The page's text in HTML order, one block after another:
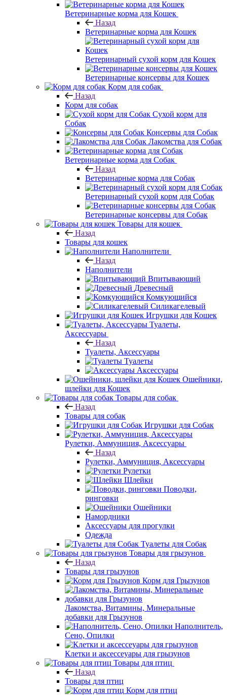
Ветеринарные корма для Кошек
Назад
Ветеринарные корма для Кошек
Ветеринарный сухой корм для Кошек
Ветеринарные консервы для Кошек
Корм для собак
Назад
Корм для собак
Сухой корм для
Собак
Консервы для Собак
Лакомства для Собак
Ветеринарные корма для Собак
Назад
Ветеринарные корма для Собак
Ветеринарный сухой корм для Собак
Ветеринарные консервы для Собак
Товары для кошек
Назад
Товары для кошек
Наполнители
Назад
Наполнители
Впитывающий
Древесный
Комкующийся
Силикагелевый
Игрушки для Кошек
Туалеты,
Аксессуары
Назад
Туалеты, Аксессуары
Туалеты
Аксессуары
Ошейники,
шлейки для Кошек
Товары для собак
Назад
Товары для собак
Игрушки для Собак
Рулетки, Аммуниция, Аксессуары
Назад
Рулетки, Аммуниция, Аксессуары
Рулетки
Шлейки
Поводки,
ринговки
Ошейники
Намордники
Аксессуары для прогулки
Одежда
Туалеты для Собак
Товары для грызунов
Назад
Товары для грызунов
Корм для Грызунов
Лакомства, Витамины, Минеральные
добавки для Грызунов
Наполнитель,
Сено, Опилки
Клетки и аксессеуары для грызунов
Товары для птиц
Назад
Товары для птиц
Корм для птиц